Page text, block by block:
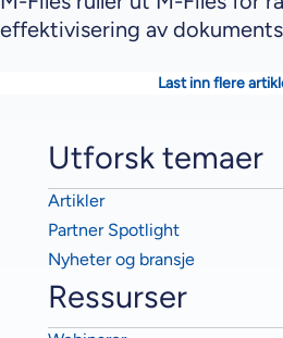
effektivisering av
Last inn flere
Utforsk temaer
Artikler
Partner Spotlight
Nyheter og bransje
Ressurser